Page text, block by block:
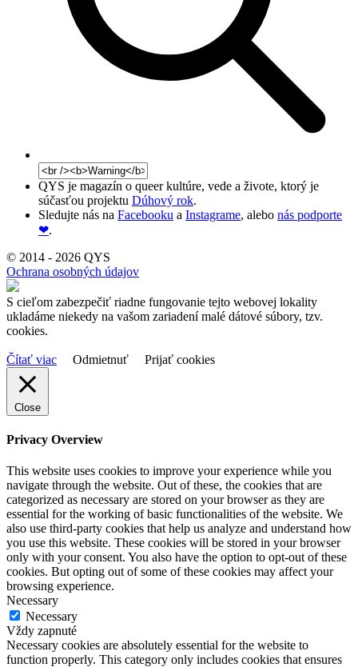
QYS je magazín o queer kultúre, vede a živote, ktorý je
súčasťou projektu Dúhový rok.
Sledujte nás na Facebooku a Instagrame, alebo nás podporte
❤.
© 2014 - 2026 QYS
Ochrana osobných údajov
S cieľom zabezpečiť riadne fungovanie tejto webovej lokality
ukladáme niekedy na vašom zariadení malé dátové súbory, tzv.
cookies.
Čítať viac Odmietnuť Prijať cookies
Close
Privacy Overview
This website uses cookies to improve your experience while you
navigate through the website. Out of these, the cookies that are
categorized as necessary are stored on your browser as they are
essential for the working of basic functionalities of the website. We
also use third-party cookies that help us analyze and understand how
you use this website. These cookies will be stored in your browser
only with your consent. You also have the option to opt-out of these
cookies. But opting out of some of these cookies may affect your
browsing experience.
Necessary
Necessary
Vždy zapnuté
Necessary cookies are absolutely essential for the website to
function properly. This category only includes cookies that ensures